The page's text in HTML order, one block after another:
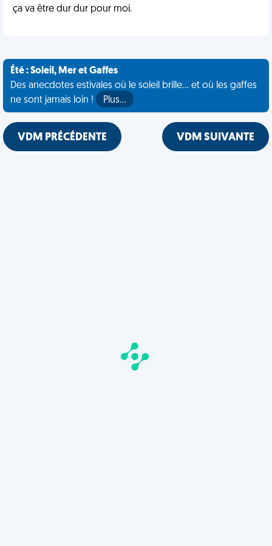
ça va être dur dur pour moi.
Été : Soleil, Mer et Gaffes
Des anecdotes estivales où le soleil brille... et où les gaffes
ne sont jamais loin !
Plus…
VDM PRÉCÉDENTE VDM SUIVANTE